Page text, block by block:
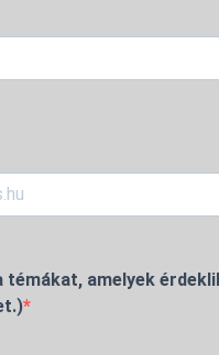
témákat, amelyek